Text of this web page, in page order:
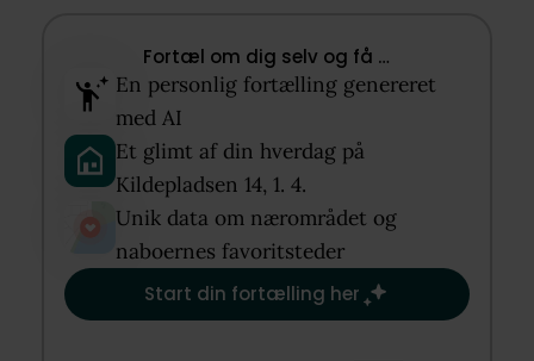
Fortæl om dig selv og få …​
En personlig fortælling genereret
med AI​
Et glimt af din hverdag på
Kildepladsen 14, 1. 4.​
Unik data om nærområdet og
naboernes favoritsteder​
Start din fortælling her